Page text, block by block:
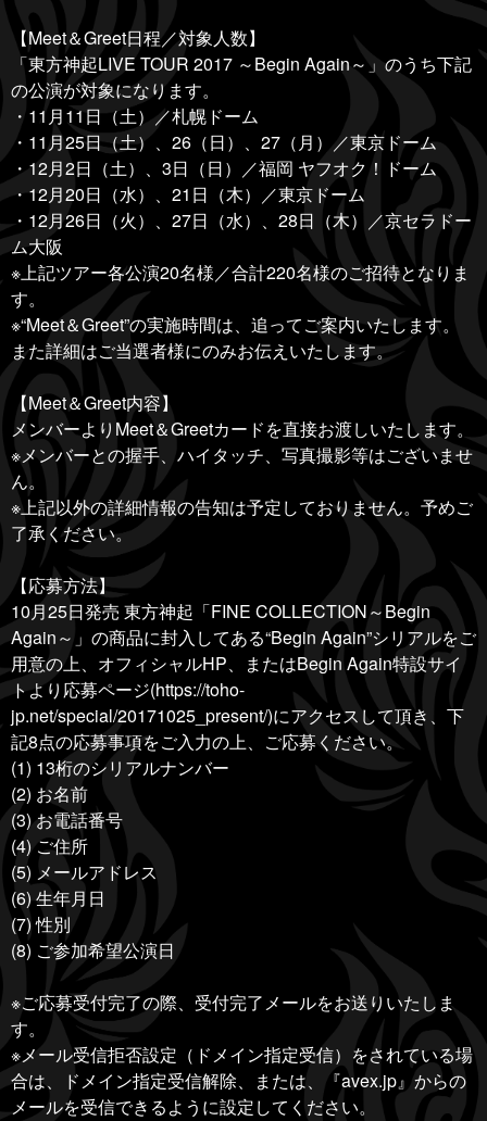
【Meet＆Greet日程／対象人数】
「東方神起LIVE TOUR 2017 ～Begin Again～」のうち下記
の公演が対象になります。
・11月11日（土）／札幌ドーム
・11月25日（土）、26（日）、27（月）／東京ドーム
・12月2日（土）、3日（日）／福岡 ヤフオク！ドーム
・12月20日（水）、21日（木）／東京ドーム
・12月26日（火）、27日（水）、28日（木）／京セラドー
ム大阪
※上記ツアー各公演20名様／合計220名様のご招待となりま
す。
※“Meet＆Greet”の実施時間は、追ってご案内いたします。
また詳細はご当選者様にのみお伝えいたします。
【Meet＆Greet内容】
メンバーよりMeet＆Greetカードを直接お渡しいたします。
※メンバーとの握手、ハイタッチ、写真撮影等はございませ
ん。
※上記以外の詳細情報の告知は予定しておりません。予めご
了承ください。
【応募方法】
10月25日発売 東方神起「FINE COLLECTION～Begin
Again～」の商品に封入してある“Begin Again”シリアルをご
用意の上、オフィシャルHP、またはBegin Again特設サイ
トより応募ページ(https://toho-
jp.net/special/20171025_present/)にアクセスして頂き、下
記8点の応募事項をご入力の上、ご応募ください。
(1) 13桁のシリアルナンバー
(2) お名前
(3) お電話番号
(4) ご住所
(5) メールアドレス
(6) 生年月日
(7) 性別
(8) ご参加希望公演日
※ご応募受付完了の際、受付完了メールをお送りいたしま
す。
※メール受信拒否設定（ドメイン指定受信）をされている場
合は、ドメイン指定受信解除、または、『avex.jp』からの
メールを受信できるように設定してください。